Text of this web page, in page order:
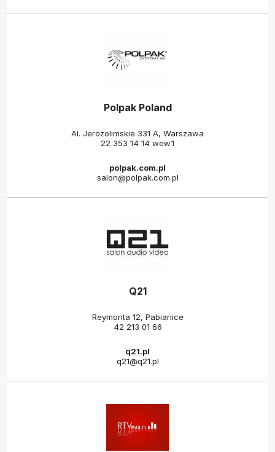
Polpak Poland
Al. Jerozolimskie 331 A, Warszawa
22 353 14 14 wew.1
polpak.com.pl
salon@polpak.com.pl
Q21
Reymonta 12, Pabianice
42 213 01 66
q21.pl
q21@q21.pl